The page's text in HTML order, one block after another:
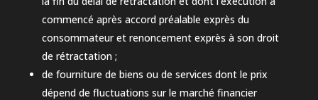
commencé après accord préalable exprès du
consommateur et renoncement exprès à son droit
de rétractation ;
de fourniture de biens ou de services dont le prix
dépend de fluctuations sur le marché financier